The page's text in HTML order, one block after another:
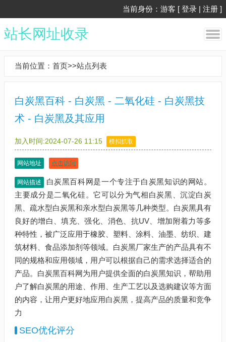
当前身份：游客 [ 登录 | 注册 ]
站长网址收录
当前位置： 首页>>站点列表
白炭黑百科 - 白炭黑 - 二氧化硅 - 白炭黑技
术 - 白炭黑及其应用
加入时间:2024-07-26 11:15 模拟抓取
网站地址 点击访问
网站描述
白炭黑百科网是一个专注于白炭黑知识的网站。
主要成分是二氧化硅。它可以分为气相白炭黑、沉淀白炭
黑、疏水型白炭黑和亲水型白炭黑等几种类型。白炭黑具有
良好的增白、填充、强化、消色、抗UV、增加附着力等多
种特性，被广泛应用于橡胶、塑料、涂料、油墨、纺织、建
筑材料、食品添加剂等领域。白炭黑厂家生产的产品具有不
同的规格和应用领域，用户可以根据自己的需求选择适合的
产品。白炭黑百科网为用户提供全面的白炭黑知识，帮助用
户了解白炭黑的用途、作用、生产工艺以及选购建议等方面
的内容，让用户更好地应用白炭黑，提高产品的质量和竞争
力
SEO优化评分